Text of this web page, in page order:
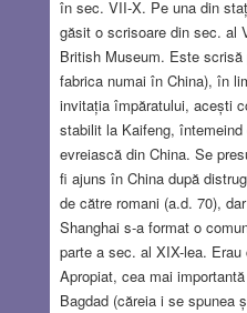
în sec. VII-X. Pe una din
găsit o scrisoare din sec. al
British Museum. Este
fabrica numai în China), în
invitația împăratului, acești
stabilit la Kaifeng,
evreiască din China. Se
fi ajuns în China după
de către romani (a.d. 70),
Shanghai s-a format o
parte a sec. al XIX-lea.
Apropiat, cea mai
Bagdad (căreia i se spunea